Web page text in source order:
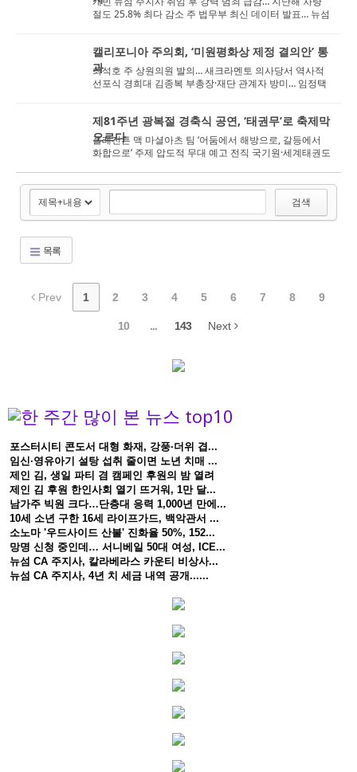
절도 25.8% 최다 감소 주 법무부 최신 데이터 발표… 뉴섬
캘리포니아 주의회, ‘미원평화상 제정 결의안’ 통
과
최석호 주 상원의원 발의… 새크라멘토 의사당서 역사적
선포식 경희대 김종복 부총장·재단 관계자 방미… 임정택
제81주년 광복절 경축식 공연, ‘태권무’로 축제막
오르다
플레전튼 맥 마셜아츠 팀 ‘어둠에서 해방으로, 갈등에서
화합으로’ 주제 압도적 무대 예고 전직 국기원·세계태권도
검색
목록
Prev 1 2 3 4 5 6 7 8 9
10 ... 143 Next
포스터시티 콘도서 대형 화재, 강풍·더위 겹...
임신·영유아기 설탕 섭취 줄이면 노년 치매 ...
제인 김, 생일 파티 겸 캠페인 후원의 밤 열려
제인 김 후원 한인사회 열기 뜨거워, 1만 달...
남가주 빅원 크다…단층대 응력 1,000년 만에...
10세 소년 구한 16세 라이프가드, 백악관서 ...
소노마 '우드사이드 산불' 진화율 50%, 152...
망명 신청 중인데… 서니베일 50대 여성, ICE...
뉴섬 CA 주지사, 칼라베라스 카운티 비상사...
뉴섬 CA 주지사, 4년 치 세금 내역 공개......